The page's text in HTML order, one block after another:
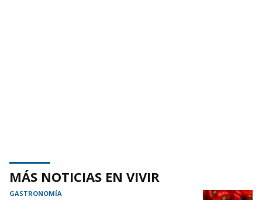
MÁS NOTICIAS EN VIVIR
GASTRONOMÍA